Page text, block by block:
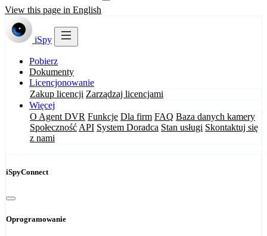
View this page in English
iSpy
Pobierz
Dokumenty
Licencjonowanie
Zakup licencji Zarządzaj licencjami
Więcej
O Agent DVR Funkcje Dla firm FAQ Baza danych kamery
Społeczność API System Doradca Stan usługi Skontaktuj się
z nami
iSpyConnect
Oprogramowanie